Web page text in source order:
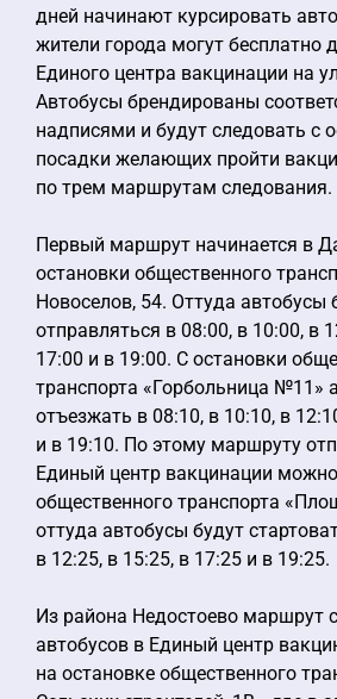
дней начинают курсировать
жители города могут бесплатно
Единого центра вакцинации на
Автобусы брендированы
надписями и будут следовать с
посадки желающих пройти
по трем маршрутам следования.
Первый маршрут начинается в
остановки общественного
Новоселов, 54. Оттуда автобусы
отправляться в 08:00, в 10:00, в
17:00 и в 19:00. С остановки
транспорта «Горбольница №11»
отъезжать в 08:10, в 10:10, в
и в 19:10. По этому маршруту
Единый центр вакцинации
общественного транспорта
оттуда автобусы будут
в 12:25, в 15:25, в 17:25 и в 19:25.
Из района Недостоево маршрут
автобусов в Единый центр
на остановке общественного